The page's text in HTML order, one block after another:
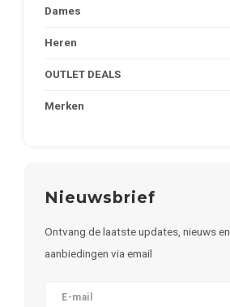
Dames
Heren
OUTLET DEALS
Merken
Nieuwsbrief
Ontvang de laatste updates, nieuws en
aanbiedingen via email